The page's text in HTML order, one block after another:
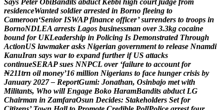
Says Peter ObiBandits abduct Kebbi high court judge from
residenceWanted soldier arrested in Borno fleeing to
Cameroon‘Senior ISWAP finance officer’ surrenders to troops in
BornoNDLEA arrests Lagos businessman over 3.3kg cocaine
bound for UKLeadership in Policing Is Demonstrated Through
ActionUS lawmaker asks Nigerian government to release Nnamdi
KanuIran says war to expand further if US attacks
continueSERAP sues NNPCL over ‘failure to account for
₦211trn oil money’16 million Nigerians to face hunger crisis by
January 2027 – ReportGumi: Jonathan, Osinbajo met with
Militants, Who will Engage Boko HaramBandits abduct LG
Chairman in ZamfaraOsun Decides: Stakeholders Set for